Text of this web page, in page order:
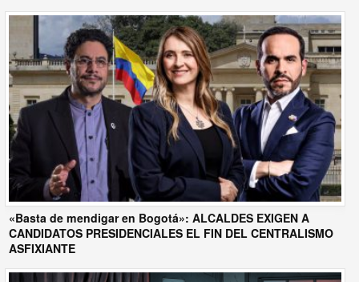
«Basta de mendigar en Bogotá»: ALCALDES EXIGEN A
CANDIDATOS PRESIDENCIALES EL FIN DEL CENTRALISMO
ASFIXIANTE